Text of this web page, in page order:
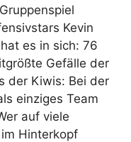
Kevin
es in sich: 76
Gefälle der
der Kiwis: Bei der
einziges Team
auf viele
Hinterkopf